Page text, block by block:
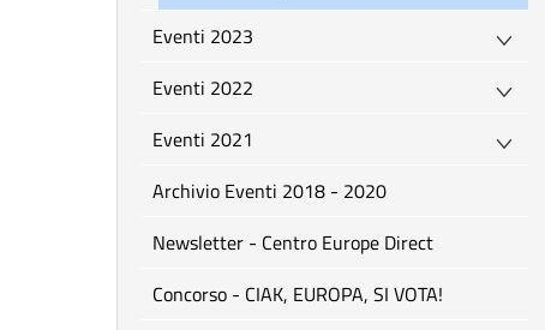
Eventi 2023
Eventi 2022
Eventi 2021
Archivio Eventi 2018 - 2020
Newsletter - Centro Europe Direct
Concorso - CIAK, EUROPA, SI VOTA!